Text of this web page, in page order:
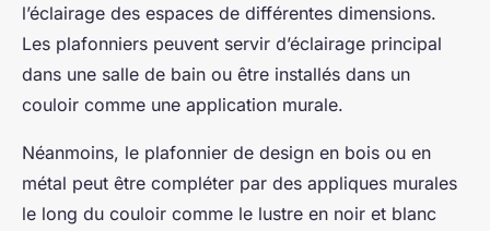
l’éclairage des espaces de différentes dimensions.
Les plafonniers peuvent servir d’éclairage principal
dans une salle de bain ou être installés dans un
couloir comme une application murale.
Néanmoins, le plafonnier de design en bois ou en
métal peut être compléter par des appliques murales
le long du couloir comme le lustre en noir et blanc